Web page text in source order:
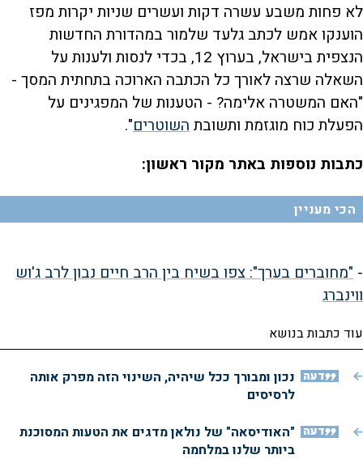
לא פחות משבע עשרה דקות ועשרים שניות יקרות מפז
הוענקו אמש לכתב גלעד שלמור במהדורת החדשות
הנצפית בישראל, בערוץ 12, בכדי לנסות ולענות על
השאלה שרצה לאורך כל הכתבה הארוכה בתחתית המסך -
"האם המשטרה אלימה? - הטענות של המפגינים על
הפעלת כוח מוגזמת ותשובתהשוטרים".
כתבות נוספות באתר מקור ראשון:
הכי מעניין
- "מחוברים בערך": צפו בשיח בין הרב חיים נבון לרב ג'וש
ווינברג
עוד כתבות בנושא
דעה נכון ומבורך ככל שיהיה, השינוי הזה מפרק אותה
לרסיסים
דעה "האודיסאה" של נולאן מדגים את הטעות המסוכנת
ביותר שלנו במלחמה